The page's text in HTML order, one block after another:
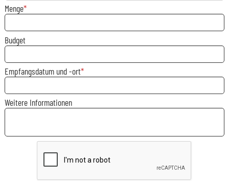
Menge
Budget
Empfangsdatum und -ort
Weitere Informationen